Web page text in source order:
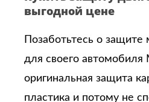
выгодной цене
Позаботьтесь о защите
для своего автомобиля
оригинальная защита
пластика и потому не